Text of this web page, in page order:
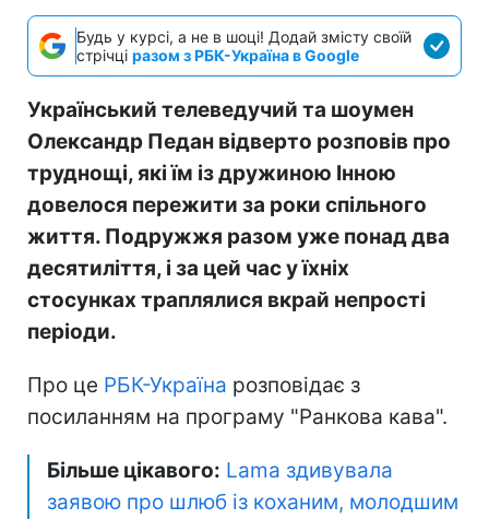
Будь у курсі, а не в шоці! Додай змісту своїй
стрічці разом з РБК-Україна в Google
Український телеведучий та шоумен
Олександр Педан відверто розповів про
труднощі, які їм із дружиною Інною
довелося пережити за роки спільного
життя. Подружжя разом уже понад два
десятиліття, і за цей час у їхніх
стосунках траплялися вкрай непрості
періоди.
Про це РБК-Україна розповідає з
посиланням на програму "Ранкова кава".
Більше цікавого: Lama здивувала
заявою про шлюб із коханим, молодшим